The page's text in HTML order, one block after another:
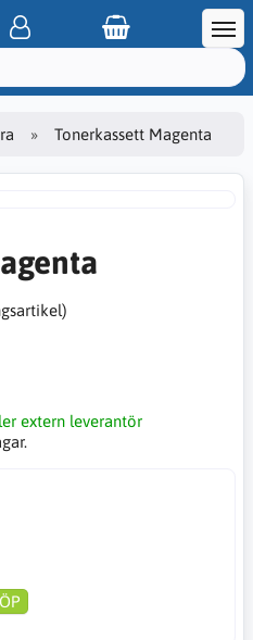
Tonerkassett Magenta
extern leverantör